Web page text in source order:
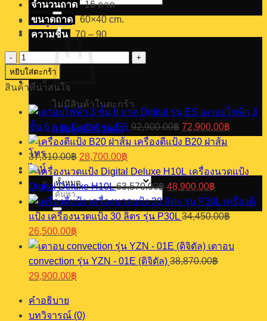
เข้าสู่ระบบ
ไม่มีสินค้าในตะกร้า
กลับสู่หน้าร้านค้า
โทร
ไลน์
ค้นหา:
จำนวนถาด
16 ถาด
ขนาดถาด
60×40 cm.
ความชื้น
70 – 90
จำนวน
ตู้
หมัก
แป้ง
วอร์ม
แป้ง
16
ถาด
รุ่น
FT-
16T
หยิบใส่ตะกร้า
สินค้าที่น่าสนใจ
เตาอบไฟฟ้า 3
ชั้น 6 ถาด Digital รุ่น ES 92,900.00฿ Original
price
was:
72,900.00฿
price
เครื่องตีแป้ง​ B20 ฝาส้ม
37,310.00฿ Original
price
was:
37,310.00฿.
28,700.00฿
price
is:
28,700.00฿.
เครื่องนวดแป้ง
Digital Deluxe H10L 63,570.00฿ Original
price
was:
63,570.00฿.
48,900.00฿
price
is:
48,900.00฿.
เครื่องตี
แป้ง เครื่องนวดแป้ง 30 ลิตร รุ่น P30L 34,450.00฿
Original
price
was:
34,450.00฿.
26,500.00฿
price
is:
26,500.00฿.
เตาอบ
convection รุ่น YZN - 01E (ดิจิตัล) 38,870.00฿
Original
price
was:
38,870.00฿.
29,900.00฿
price
คำอธิบาย
บทวิจารณ์ (0)